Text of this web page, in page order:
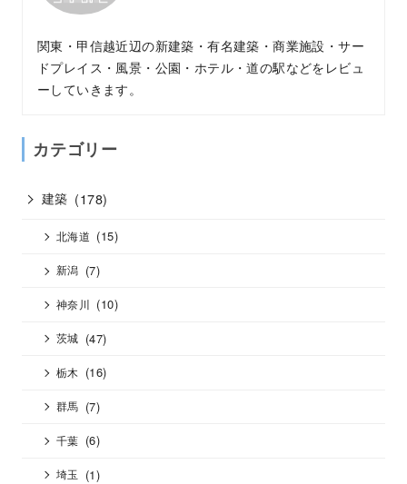
関東・甲信越近辺の新建築・有名建築・商業施設・サー
ドプレイス・風景・公園・ホテル・道の駅などをレビュ
ーしていきます。
カテゴリー
建築 (178)
北海道 (15)
新潟 (7)
神奈川 (10)
茨城 (47)
栃木 (16)
群馬 (7)
千葉 (6)
埼玉 (1)